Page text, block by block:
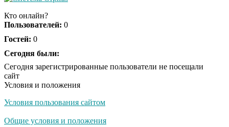
Ржу не переставая, это
не раз
Скрытая камера на
люди вытворяют, когда
Кто онлайн?
Пользователей: 0
Гостей: 0
Сегодня были:
Сегодня зарегистрированные пользователи не посещали
сайт
Условия и положения
Условия пользования сайтом
Общие условия и положения